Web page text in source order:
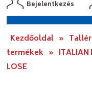
Bejelentkezés
Kezdőoldal »
termékek »
LOSE